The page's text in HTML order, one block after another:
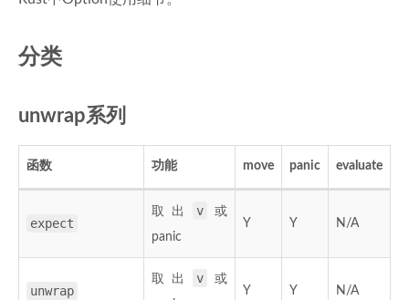
分类
unwrap系列
函数 功能 move panic evaluate
expect
取出 v
或
panic
Y Y N/A
unwrap
取出 v
或
Y Y N/A